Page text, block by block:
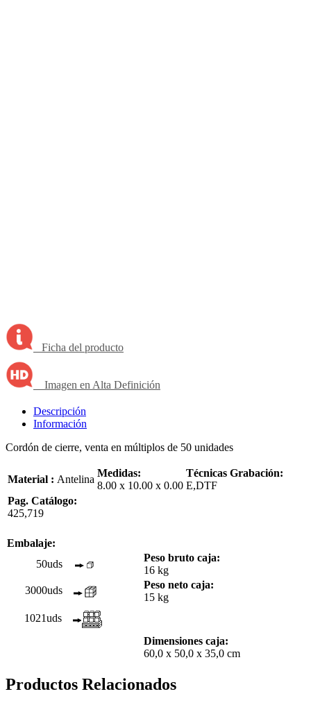
Ficha del producto
Imagen en Alta Definición
Descripción
Información
Cordón de cierre, venta en múltiplos de 50 unidades
Material : Antelina
Medidas:
8.00 x 10.00 x 0.00
Técnicas Grabación:
E,DTF
Pag. Catálogo:
425,719
Embalaje:
50uds
Peso bruto caja:
16 kg
3000uds
Peso neto caja:
15 kg
1021uds
Dimensiones caja:
60,0 x 50,0 x 35,0 cm
Productos Relacionados